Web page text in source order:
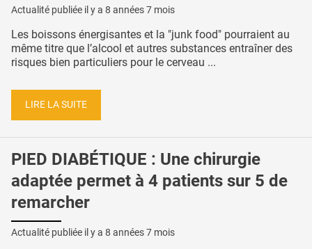
Actualité publiée il y a 8 années 7 mois
Les boissons énergisantes et la "junk food" pourraient au
même titre que l’alcool et autres substances entraîner des
risques bien particuliers pour le cerveau ...
LIRE LA SUITE
PIED DIABÉTIQUE : Une chirurgie
adaptée permet à 4 patients sur 5 de
remarcher
Actualité publiée il y a 8 années 7 mois